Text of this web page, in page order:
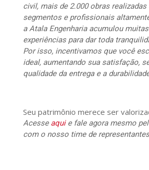
civil, mais de 2.000 obras
segmentos e profissionais
a Atala Engenharia acumulou
experiências para dar toda
Por isso, incentivamos que você
ideal, aumentando sua satisfação,
qualidade da entrega e a
Seu patrimônio merece ser
Acesse aquie fale agora mesmo
com o nosso time de